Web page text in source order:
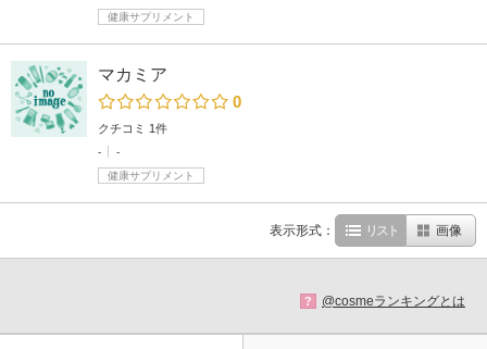
健康サプリメント
マカミア
0
クチコミ 1件
-
-
健康サプリメント
表示形式： リスト 画像
? @cosmeランキングとは